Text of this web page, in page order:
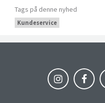
Tags på denne nyhed
Kundeservice